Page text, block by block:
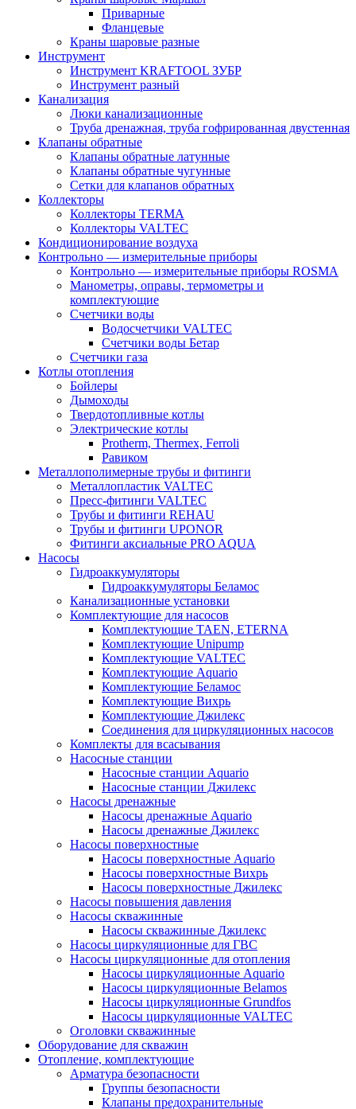
Приварные
Фланцевые
Краны шаровые разные
Инструмент
Инструмент KRAFTOOL ЗУБР
Инструмент разный
Канализация
Люки канализационные
Труба дренажная, труба гофрированная двустенная
Клапаны обратные
Клапаны обратные латунные
Клапаны обратные чугунные
Сетки для клапанов обратных
Коллекторы
Коллекторы TERMA
Коллекторы VALTEC
Кондиционирование воздуха
Контрольно — измерительные приборы
Контрольно — измерительные приборы ROSMA
Манометры, оправы, термометры и
комплектующие
Счетчики воды
Водосчетчики VALTEC
Счетчики воды Бетар
Счетчики газа
Котлы отопления
Бойлеры
Дымоходы
Твердотопливные котлы
Электрические котлы
Protherm, Thermex, Ferroli
Равиком
Металлополимерные трубы и фитинги
Металлопластик VALTEC
Пресс-фитинги VALTEC
Трубы и фитинги REHAU
Трубы и фитинги UРONOR
Фитинги аксиальные PRO AQUA
Насосы
Гидроаккумуляторы
Гидроаккумуляторы Беламос
Канализационные установки
Комплектующие для насосов
Комплектующие TAEN, ETERNA
Комплектующие Unipump
Комплектующие VALTEC
Комплектующие Аquario
Комплектующие Беламос
Комплектующие Вихрь
Комплектующие Джилекс
Соединения для циркуляционных насосов
Комплекты для всасывания
Насосные станции
Насосные станции Аquario
Насосные станции Джилекс
Насосы дренажные
Насосы дренажные Аquario
Насосы дренажные Джилекс
Насосы поверхностные
Насосы поверхностные Аquario
Насосы поверхностные Вихрь
Насосы поверхностные Джилекс
Насосы повышения давления
Насосы скважинные
Насосы скважинные Джилекс
Насосы циркуляционные для ГВС
Насосы циркуляционные для отопления
Насосы циркуляционные Aquario
Насосы циркуляционные Belamos
Насосы циркуляционные Grundfos
Насосы циркуляционные VALTEC
Оголовки скважинные
Оборудование для скважин
Отопление, комплектующие
Арматура безопасности
Группы безопасности
Клапаны предохранительные